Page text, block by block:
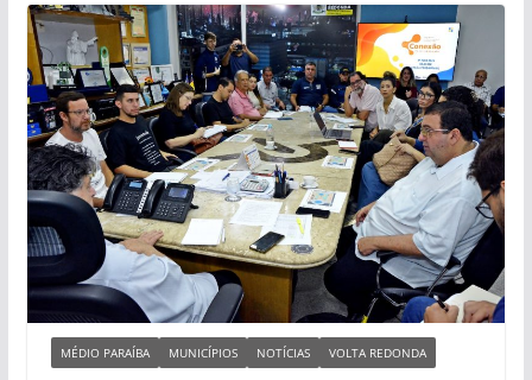
MÉDIO PARAÍBA MUNICÍPIOS NOTÍCIAS VOLTA REDONDA